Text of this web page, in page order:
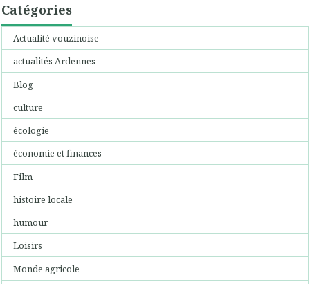
Catégories
Actualité vouzinoise
actualités Ardennes
Blog
culture
écologie
économie et finances
Film
histoire locale
humour
Loisirs
Monde agricole